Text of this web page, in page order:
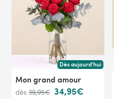
Dès aujourd'hui
Livraison dès
Mon grand amour
dès 39,95€ 34,95€